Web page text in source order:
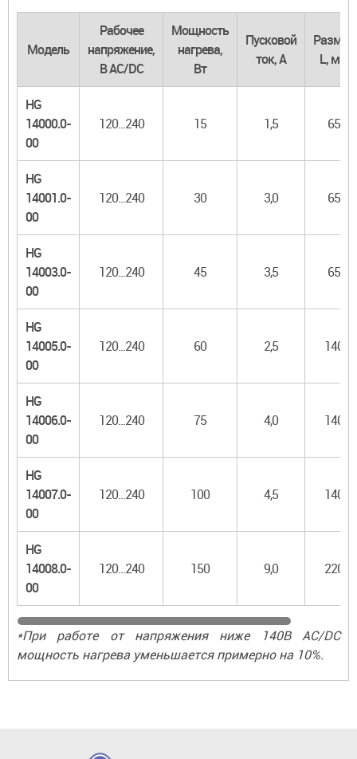
Модель
Рабочее
напряжение,
В AC/DC
Мощность
нагрева,
Вт
Пусковой
ток, А
Размер
L, мм
HG
14000.0-
00
120...240 15 1,5 65
HG
14001.0-
00
120...240 30 3,0 65
HG
14003.0-
00
120...240 45 3,5 65
HG
14005.0-
00
120...240 60 2,5 140
HG
14006.0-
00
120...240 75 4,0 140
HG
14007.0-
00
120...240 100 4,5 140
HG
14008.0-
00
120...240 150 9,0 220
*При работе от напряжения ниже 140В AC/DC
мощность нагрева уменьшается примерно на 10%.